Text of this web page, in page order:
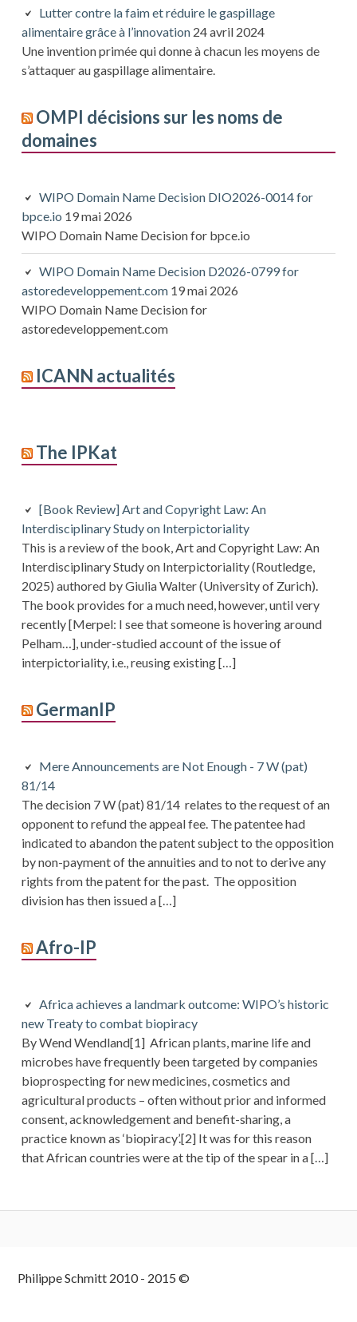
Lutter contre la faim et réduire le gaspillage
alimentaire grâce à l’innovation 24 avril 2024
Une invention primée qui donne à chacun les moyens de
s’attaquer au gaspillage alimentaire.
OMPI décisions sur les noms de
domaines
WIPO Domain Name Decision DIO2026-0014 for
bpce.io 19 mai 2026
WIPO Domain Name Decision for bpce.io
WIPO Domain Name Decision D2026-0799 for
astoredeveloppement.com 19 mai 2026
WIPO Domain Name Decision for
astoredeveloppement.com
ICANN actualités
The IPKat
[Book Review] Art and Copyright Law: An
Interdisciplinary Study on Interpictoriality
This is a review of the book, Art and Copyright Law: An
Interdisciplinary Study on Interpictoriality (Routledge,
2025) authored by Giulia Walter (University of Zurich).
The book provides for a much need, however, until very
recently [Merpel: I see that someone is hovering around
Pelham…], under-studied account of the issue of
interpictoriality, i.e., reusing existing […]
GermanIP
Mere Announcements are Not Enough - 7 W (pat)
81/14
The decision 7 W (pat) 81/14 relates to the request of an
opponent to refund the appeal fee. The patentee had
indicated to abandon the patent subject to the opposition
by non-payment of the annuities and to not to derive any
rights from the patent for the past. The opposition
division has then issued a […]
Afro-IP
Africa achieves a landmark outcome: WIPO’s historic
new Treaty to combat biopiracy
By Wend Wendland[1] African plants, marine life and
microbes have frequently been targeted by companies
bioprospecting for new medicines, cosmetics and
agricultural products – often without prior and informed
consent, acknowledgement and benefit-sharing, a
practice known as ‘biopiracy’.[2] It was for this reason
that African countries were at the tip of the spear in a […]
Colonne
Philippe Schmitt 2010 - 2015 ©